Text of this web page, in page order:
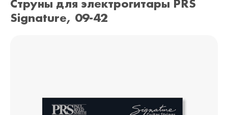
+7 (925) 176-55-65
ул. Большая Новодмитровская 36с15,
Санкт-Петербург
Струны для электрогитары PRS
Signature, 09-42